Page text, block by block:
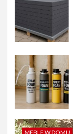
MEBLE W DOMU